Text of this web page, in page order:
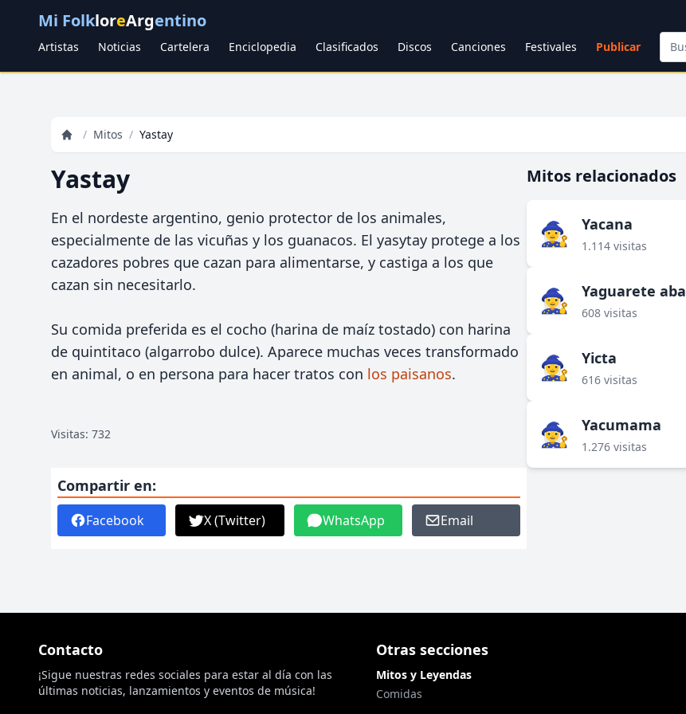
Mi FolkloreArgentino
Artistas Noticias Cartelera Enciclopedia Clasificados Discos Canciones Festivales Publicar
/ Mitos / Yastay
Yastay
En el nordeste argentino, genio protector de los animales,
especialmente de las vicuñas y los guanacos. El yasytay protege a los
cazadores pobres que cazan para alimentarse, y castiga a los que
cazan sin necesitarlo.
Su comida preferida es el cocho (harina de maíz tostado) con harina
de quintitaco (algarrobo dulce). Aparece muchas veces transformado
en animal, o en persona para hacer tratos con los paisanos.
Visitas: 732
Compartir en:
Facebook X (Twitter) WhatsApp Email
Mitos relacionados
🧙‍♀️ Yacana
1.114 visitas
🧙‍♀️ Yaguarete aba
608 visitas
🧙‍♀️ Yicta
616 visitas
🧙‍♀️ Yacumama
1.276 visitas
Contacto
¡Sigue nuestras redes sociales para estar al día con las
últimas noticias, lanzamientos y eventos de música!
Otras secciones
Mitos y Leyendas
Comidas